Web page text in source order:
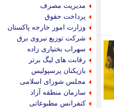
مدیریت مصرف
پرداخت حقوق
وزارت امور خارجه پاکستان
شرکت توزیع نیروی برق
سهراب بختیاری زاده
رقابت های لیگ برتر
بازیکنان پرسپولیس
مجلس شورای اسلامی
سازمان منطقه آزاد
کنفرانس مطبوعاتی